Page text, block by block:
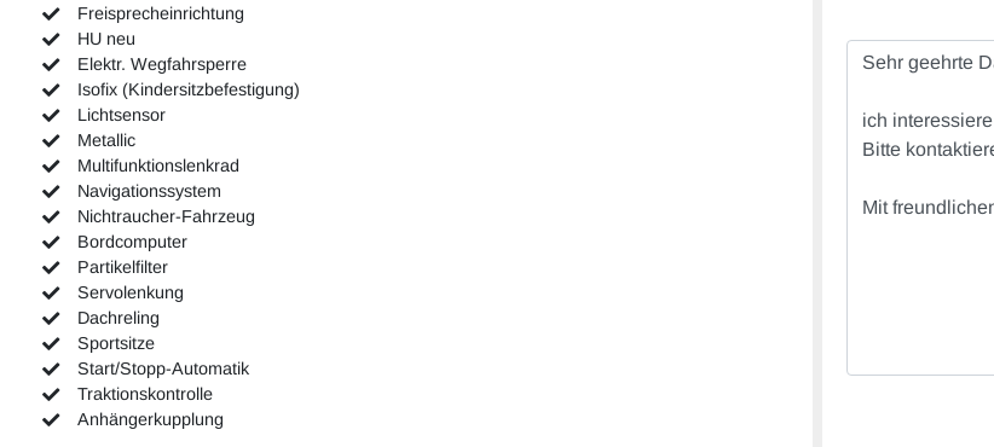
Freisprecheinrichtung
HU neu
Elektr. Wegfahrsperre
Isofix (Kindersitzbefestigung)
Lichtsensor
Metallic
Multifunktionslenkrad
Navigationssystem
Nichtraucher-Fahrzeug
Bordcomputer
Partikelfilter
Servolenkung
Dachreling
Sportsitze
Start/Stopp-Automatik
Traktionskontrolle
Anhängerkupplung